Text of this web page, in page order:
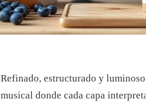
Refinado, estructurado y
musical donde cada capa